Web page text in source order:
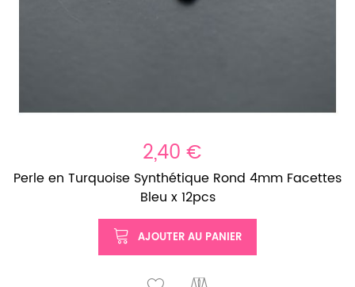
2,40 €
Perle en Turquoise Synthétique Rond 4mm Facettes
Bleu x 12pcs
AJOUTER AU PANIER